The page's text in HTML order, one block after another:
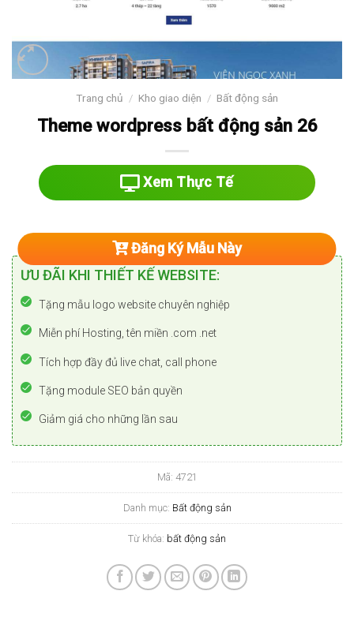
Trang chủ / Kho giao diện / Bất động sản
Theme wordpress bất động sản 26
Xem Thực Tế
ƯU ĐÃI KHI THIẾT KẾ WEBSITE:
Tặng mẫu logo website chuyên nghiệp
Miễn phí Hosting, tên miền .com .net
Tích hợp đầy đủ live chat, call phone
Tặng module SEO bản quyền
Giảm giá cho những lần sau
Đăng Ký Mẫu Này
Mã: 4721
Danh mục: Bất động sản
Từ khóa: bất động sản